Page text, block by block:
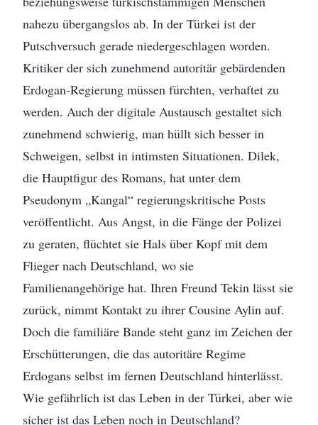
nahezu übergangslos ab. In der Türkei ist der
Putschversuch gerade niedergeschlagen worden.
Kritiker der sich zunehmend autoritär gebärdenden
Erdogan-Regierung müssen fürchten, verhaftet zu
werden. Auch der digitale Austausch gestaltet sich
zunehmend schwierig, man hüllt sich besser in
Schweigen, selbst in intimsten Situationen. Dilek,
die Hauptfigur des Romans, hat unter dem
Pseudonym „Kangal“ regierungskritische Posts
veröffentlicht. Aus Angst, in die Fänge der Polizei
zu geraten, flüchtet sie Hals über Kopf mit dem
Flieger nach Deutschland, wo sie
Familienangehörige hat. Ihren Freund Tekin lässt sie
zurück, nimmt Kontakt zu ihrer Cousine Aylin auf.
Doch die familiäre Bande steht ganz im Zeichen der
Erschütterungen, die das autoritäre Regime
Erdogans selbst im fernen Deutschland hinterlässt.
Wie gefährlich ist das Leben in der Türkei, aber wie
sicher ist das Leben noch in Deutschland?